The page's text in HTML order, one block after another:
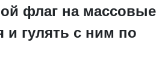
флаг на массовые
и гулять с ним по